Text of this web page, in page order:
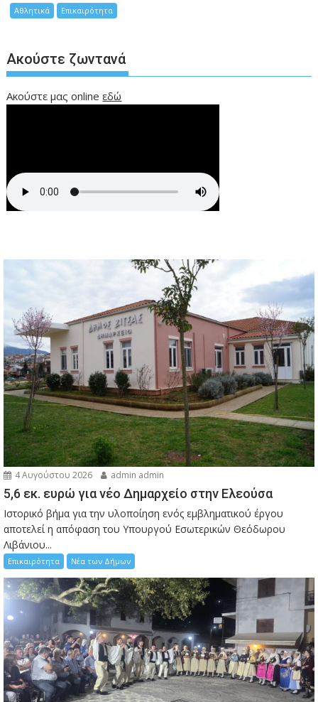
Αθλητικά Επικαιρότητα
Ακούστε ζωντανά
Ακούστε μας onlineεδώ
4 Αυγούστου 2026 admin admin
5,6 εκ. ευρώ για νέο Δημαρχείο στην Ελεούσα
Ιστορικό βήμα για την υλοποίηση ενός εμβληματικού έργου
αποτελεί η απόφαση του Υπουργού Εσωτερικών Θεόδωρου
Λιβάνιου...
Επικαιρότητα Νέα των Δήμων